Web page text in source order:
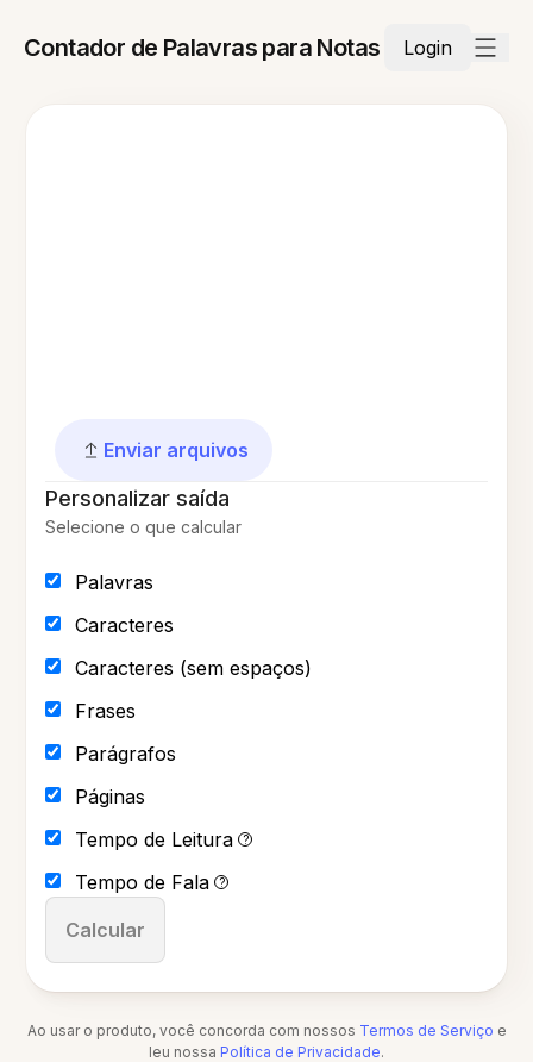
Contador de Palavras para Notas Login
Enviar arquivos
Personalizar saída
Selecione o que calcular
Palavras
Caracteres
Caracteres (sem espaços)
Frases
Parágrafos
Páginas
Tempo de Leitura
?
Tempo de Fala ?
Calcular
Ao usar o produto, você concorda com nossos Termos de Serviço e
leu nossa Política de Privacidade.